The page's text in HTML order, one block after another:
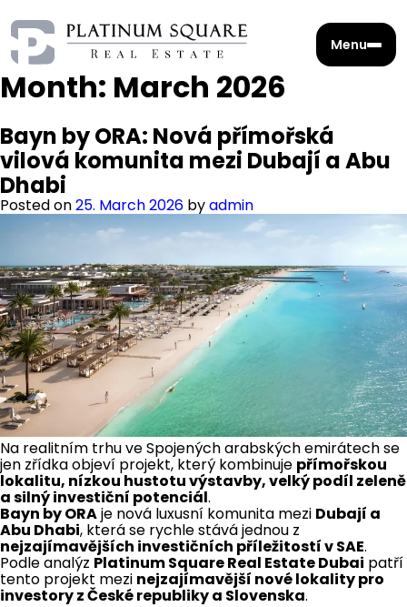
Menu
Month: March 2026
Bayn by ORA: Nová přímořská
vilová komunita mezi Dubají a Abu
Dhabi
Posted on25. March 2026 byadmin
Na realitním trhu ve Spojených arabských emirátech se
jen zřídka objeví projekt, který kombinuje přímořskou
lokalitu, nízkou hustotu výstavby, velký podíl zeleně
a silný investiční potenciál.
Bayn by ORAje nová luxusní komunita mezi Dubají a
Abu Dhabi, která se rychle stává jednou z
nejzajímavějších investičních příležitostí v SAE.
Podle analýz Platinum Square Real Estate Dubai patří
tento projekt mezi nejzajímavější nové lokality pro
investory z České republiky a Slovenska.